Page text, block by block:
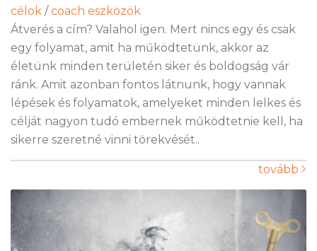
célok / coach eszközök
Átverés a cím? Valahol igen. Mert nincs egy és csak
egy folyamat, amit ha működtetünk, akkor az
életünk minden területén siker és boldogság vár
ránk. Amit azonban fontos látnunk, hogy vannak
lépések és folyamatok, amelyeket minden lelkes és
célját nagyon tudó embernek működtetnie kell, ha
sikerre szeretné vinni törekvését..
tovább